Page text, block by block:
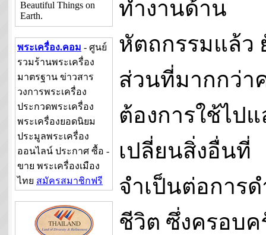
Beautiful Things on
Earth.
พระเครื่อง.คอม - ศูนย์
รวมร้านพระเครื่อง
มาตรฐาน ข่าวสาร
วงการพระเครื่อง
ประกวดพระเครื่อง
พระเครื่องยอดนิยม
ประมูลพระเครื่อง
ออนไลน์ ประกาศ ซื้อ -
ขาย พระเครื่องเมือง
ไทย สมัครสมาชิกฟรี
ทำงานด้าน
หัตถกรรมแล้ว
ส่วนที่มากกว่า
ต้องการใช้ไป
เปลี่ยนสิ่งอื่นที่
จำเป็นต่อการด
ชีวิต ซึ่งครอบค